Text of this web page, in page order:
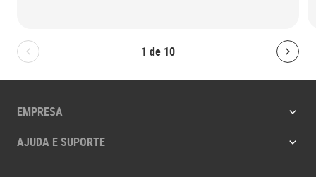
1 de 10
Bolton.General.PreviousSlide
EMPRESA
AJUDA E SUPORTE